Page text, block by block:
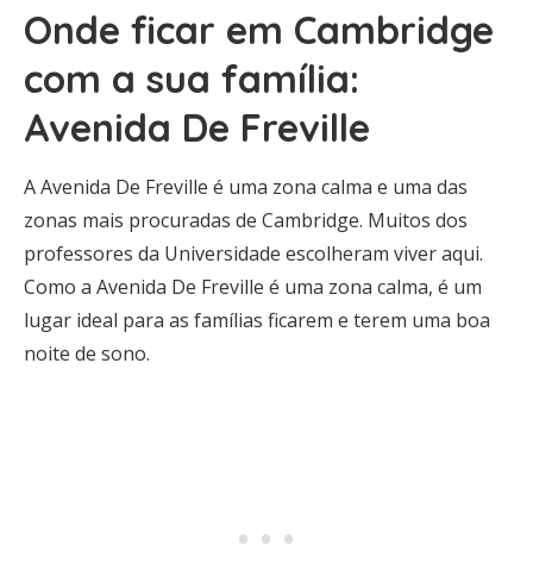
Onde ficar em Cambridge
com a sua família:
Avenida De Freville
A Avenida De Freville é uma zona calma e uma das
zonas mais procuradas de Cambridge. Muitos dos
professores da Universidade escolheram viver aqui.
Como a Avenida De Freville é uma zona calma, é um
lugar ideal para as famílias ficarem e terem uma boa
noite de sono.